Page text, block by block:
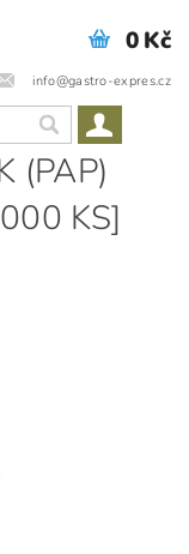
info@gastro-expres.cz
0 Kč
(PAP)
KS]